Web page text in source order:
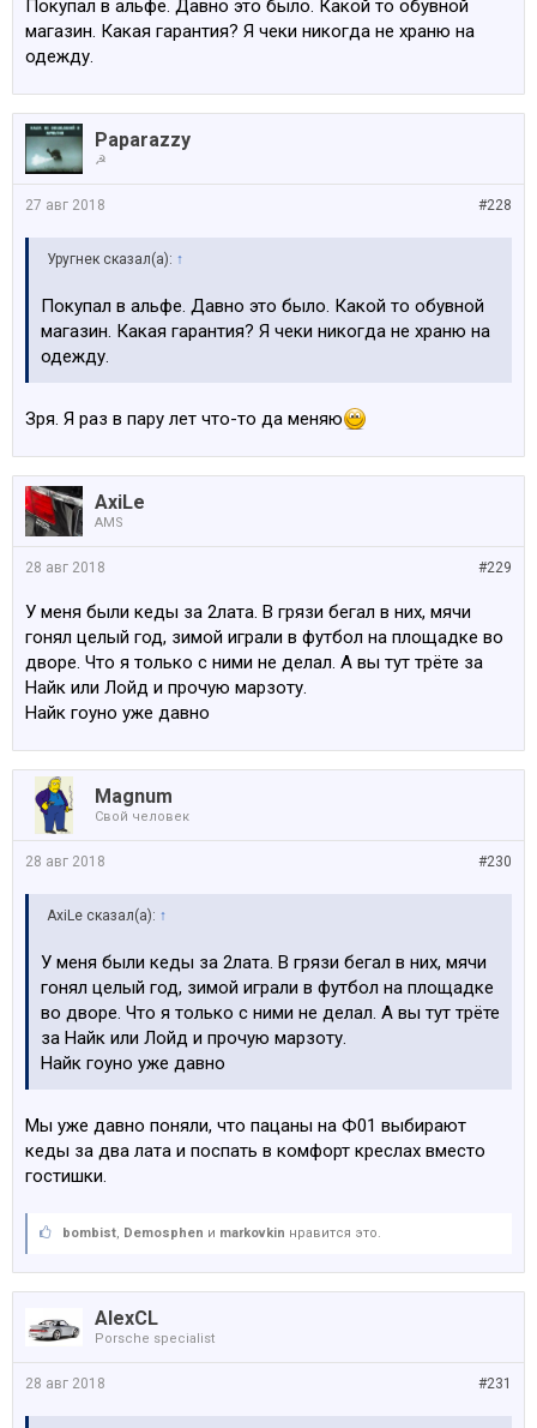
Покупал в альфе. Давно это было. Какой то обувной
магазин. Какая гарантия? Я чеки никогда не храню на
одежду.
Paparazzy
☭
#228
27 авг 2018
Уругнек сказал(а): ↑
Покупал в альфе. Давно это было. Какой то обувной
магазин. Какая гарантия? Я чеки никогда не храню на
одежду.
Зря. Я раз в пару лет что-то да меняю
AxiLe
AMS
#229
28 авг 2018
У меня были кеды за 2лата. В грязи бегал в них, мячи
гонял целый год, зимой играли в футбол на площадке во
дворе. Что я только с ними не делал. А вы тут трёте за
Найк или Лойд и прочую марзоту.
Найк гоуно уже давно
Magnum
Свой человек
#230
28 авг 2018
AxiLe сказал(а): ↑
У меня были кеды за 2лата. В грязи бегал в них, мячи
гонял целый год, зимой играли в футбол на площадке
во дворе. Что я только с ними не делал. А вы тут трёте
за Найк или Лойд и прочую марзоту.
Найк гоуно уже давно
Мы уже давно поняли, что пацаны на Ф01 выбирают
кеды за два лата и поспать в комфорт креслах вместо
гостишки.
bombist, Demosphen и markovkin нравится это.
AlexCL
Porsche specialist
#231
28 авг 2018